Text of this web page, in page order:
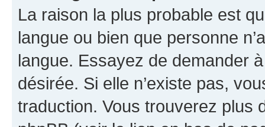
La raison la plus probable est
langue ou bien que personne
langue. Essayez de demander
désirée. Si elle n’existe pas,
traduction. Vous trouverez plus